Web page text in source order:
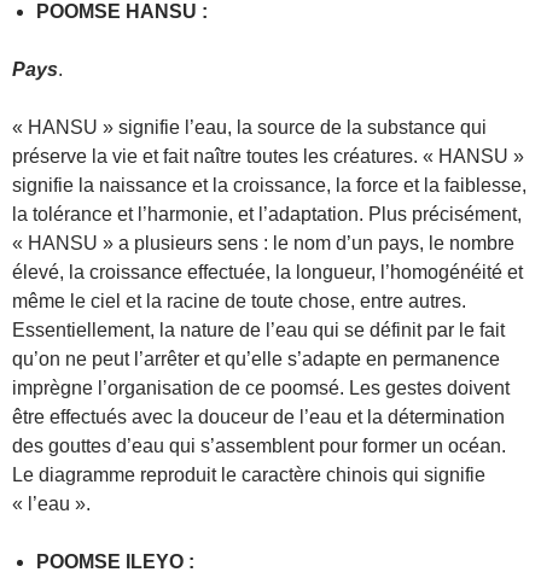
POOMSE HANSU :
Pays.
« HANSU » signifie l’eau, la source de la substance qui
préserve la vie et fait naître toutes les créatures. « HANSU »
signifie la naissance et la croissance, la force et la faiblesse,
la tolérance et l’harmonie, et l’adaptation. Plus précisément,
« HANSU » a plusieurs sens : le nom d’un pays, le nombre
élevé, la croissance effectuée, la longueur, l’homogénéité et
même le ciel et la racine de toute chose, entre autres.
Essentiellement, la nature de l’eau qui se définit par le fait
qu’on ne peut l’arrêter et qu’elle s’adapte en permanence
imprègne l’organisation de ce poomsé. Les gestes doivent
être effectués avec la douceur de l’eau et la détermination
des gouttes d’eau qui s’assemblent pour former un océan.
Le diagramme reproduit le caractère chinois qui signifie
« l’eau ».
POOMSE ILEYO :